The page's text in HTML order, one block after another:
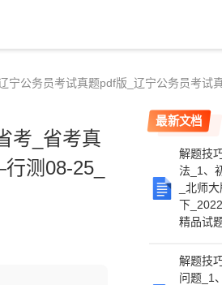
宁公务员考试真题pdf版_辽宁公务员考
考_省考真
测08-25_
最新文档
解题技
法_1、
_北师
下
精品试
解题技
问题_1